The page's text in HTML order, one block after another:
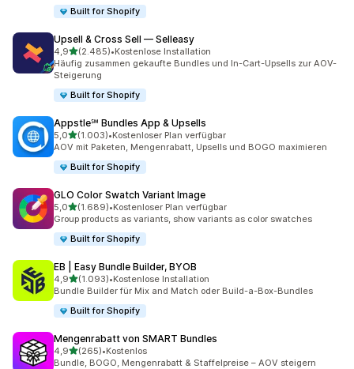
Built for Shopify
Upsell & Cross Sell — Selleasy
4,9von 5 Sternen
(2.485)
2485 Rezensionen insgesamt
•Kostenlose Installation
Häufig zusammen gekaufte Bundles und In-Cart-Upsells zur AOV-
Steigerung
Built for Shopify
Appstle℠ Bundles App & Upsells
5,0von 5 Sternen
(1.003)
1003 Rezensionen insgesamt
•Kostenloser Plan verfügbar
AOV mit Paketen, Mengenrabatt, Upsells und BOGO maximieren
Built for Shopify
GLO Color Swatch Variant Image
5,0von 5 Sternen
(1.689)
1689 Rezensionen insgesamt
•Kostenloser Plan verfügbar
Group products as variants, show variants as color swatches
Built for Shopify
EB | Easy Bundle Builder, BYOB
4,9von 5 Sternen
(1.093)
1093 Rezensionen insgesamt
•Kostenlose Installation
Bundle Builder für Mix and Match oder Build-a-Box-Bundles
Built for Shopify
Mengenrabatt von SMART Bundles
4,9von 5 Sternen
(265)
265 Rezensionen insgesamt
•Kostenlos
Bundle, BOGO, Mengenrabatt & Staffelpreise – AOV steigern